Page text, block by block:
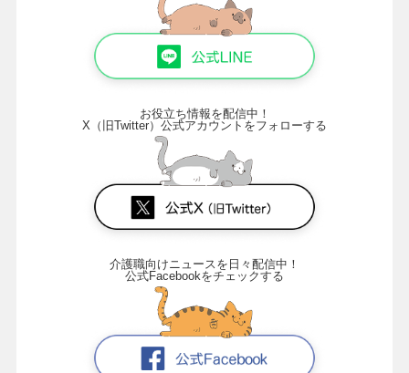
お役立ち情報を配信中！
X（旧Twitter）公式アカウントをフォローする
介護職向けニュースを日々配信中！
公式Facebookをチェックする